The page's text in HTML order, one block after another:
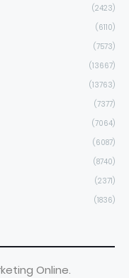
(2423)
(6110)
(7573)
(13667)
(13763)
(7377)
(7064)
(6087)
(8740)
(2371)
(1836)
Online.